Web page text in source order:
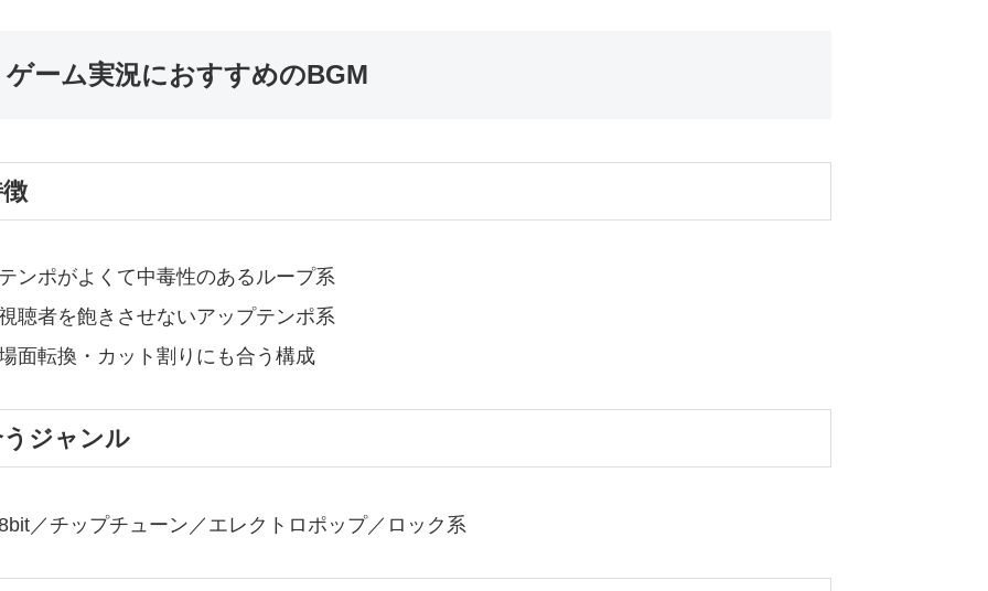
ゲーム実況におすすめのBGM
ンポがよくて中毒性のあるループ系
聴者を飽きさせないアップテンポ系
面転換・カット割りにも合う構成
ジャンル
／チップチューン／エレクトロポップ／ロック系